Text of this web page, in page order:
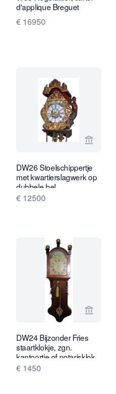
d'applique Breguet
€ 16950
Bekijk
DW26 Stoelschippertje
met kwartierslagwerk op
dubbele bel.
€ 12500
Bekijk
DW24 Bijzonder Fries
staartklokje, zgn.
kantoortje of notarisklok,
ca. 1830, in volledig
€ 1450